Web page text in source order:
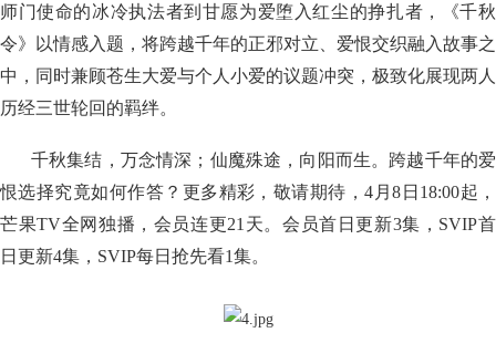
师门使命的冰冷执法者到甘愿为爱堕入红尘的挣扎者，《千秋
令》以情感入题，将跨越千年的正邪对立、爱恨交织融入故事之
中，同时兼顾苍生大爱与个人小爱的议题冲突，极致化展现两人
历经三世轮回的羁绊。
千秋集结，万念情深；仙魔殊途，向阳而生。跨越千年的爱
恨选择究竟如何作答？更多精彩，敬请期待，4月8日18:00起，
芒果TV全网独播，会员连更21天。会员首日更新3集，SVIP首
日更新4集，SVIP每日抢先看1集。